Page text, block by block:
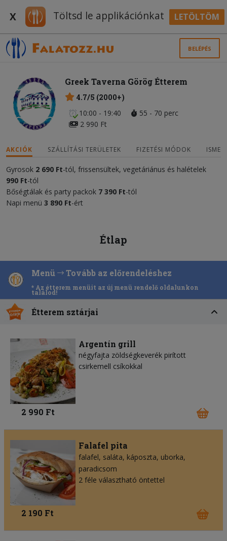
X Töltsd le applikációnkat LETÖLTÖM
BELÉPÉS
Greek Taverna Görög Étterem
4.7/5 (2000+)
10:00 - 19:40
55 - 70 perc
2 990 Ft
AKCIÓK SZÁLLÍTÁSI TERÜLETEK FIZETÉSI MÓDOK
Gyrosok 2 690 Ft-tól, frissensültek, vegetáriánus és halételek
990 Ft-tól
Bőségtálak és party packok 7 390 Ft-tól
Napi menü 3 890 Ft-ért
Étlap
Menü Tovább az előrendeléshez
* Az étterem menüit az új menü rendelő oldalunkon
találod!
Étterem sztárjai
Argentín grill
négyfajta zöldségkeverék pirított
csirkemell csíkokkal
2 990 Ft
Falafel pita
falafel saláta káposzta uborka
paradicsom
2 féle választható öntettel
2 190 Ft